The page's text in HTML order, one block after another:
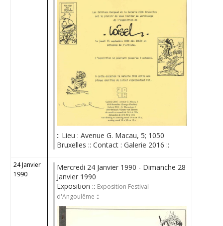
:: Lieu : Avenue G. Macau, 5; 1050
Bruxelles :: Contact : Galerie 2016 ::
24 Janvier
1990
Mercredi 24 Janvier 1990 - Dimanche 28
Janvier 1990
Exposition :: Exposition Festival
d'Angoulême ::